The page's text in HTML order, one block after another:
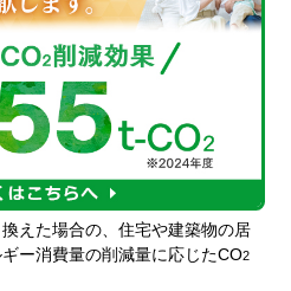
えた場合の、住宅や建築物の居
ー消費量の削減量に応じたCO2